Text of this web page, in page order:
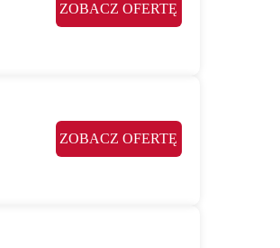
ZOBACZ OFERTĘ
ZOBACZ OFERTĘ